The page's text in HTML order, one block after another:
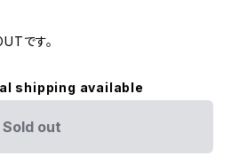
です。
shipping available
Sold out